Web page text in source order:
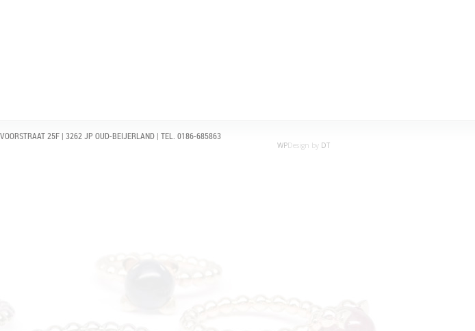
25F | 3262 JP OUD-BEIJERLAND | TEL. 0186-685863
WPDesign by DT